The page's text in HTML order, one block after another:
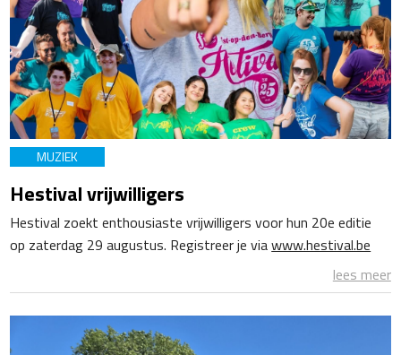
MUZIEK
Hestival vrijwilligers
Hestival zoekt enthousiaste vrijwilligers voor hun 20e editie
op zaterdag 29 augustus. Registreer je viawww.hestival.be
lees meer